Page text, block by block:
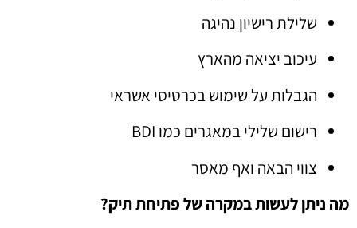
שלילת רישיון נהיגה
עיכוב יציאה מהארץ
הגבלות על שימוש בכרטיסי אשראי
רישום שלילי במאגרים כמו BDI
צווי הבאה ואף מאסר
מה ניתן לעשות במקרה של פתיחת תיק?